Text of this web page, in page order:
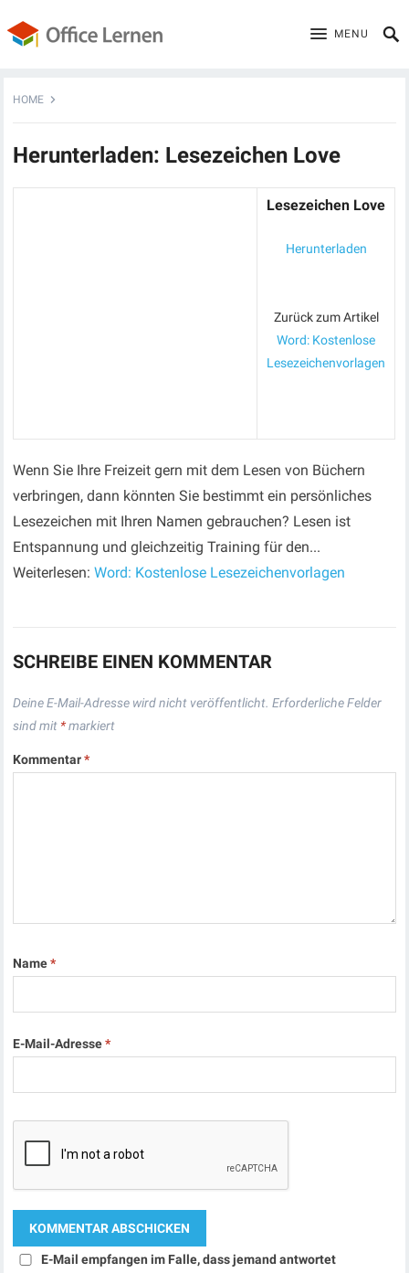
MENU
HOME
Herunterladen: Lesezeichen Love
Lesezeichen Love
Herunterladen
Zurück zum Artikel
Word: Kostenlose
Lesezeichenvorlagen
Wenn Sie Ihre Freizeit gern mit dem Lesen von Büchern
verbringen, dann könnten Sie bestimmt ein persönliches
Lesezeichen mit Ihren Namen gebrauchen? Lesen ist
Entspannung und gleichzeitig Training für den...
Weiterlesen:Word: Kostenlose Lesezeichenvorlagen
SCHREIBE EINEN KOMMENTAR
Deine E-Mail-Adresse wird nicht veröffentlicht. Erforderliche Felder
sind mit *markiert
Kommentar*
Name*
E-Mail-Adresse*
E-Mail empfangen im Falle, dass jemand antwortet